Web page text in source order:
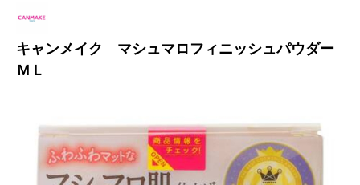
キャンメイク マシュマロフィニッシュパウダー
ＭＬ